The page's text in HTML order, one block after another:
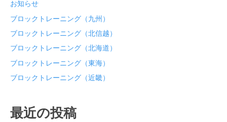
NTSシミュレーション
NTS運営会議
お知らせ
ブロックトレーニング（九州）
ブロックトレーニング（北信越）
ブロックトレーニング（北海道）
ブロックトレーニング（東海）
ブロックトレーニング（近畿）
最近の投稿